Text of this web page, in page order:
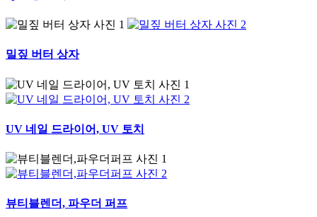
밀짚 버터 상자
UV 네일 드라이어, UV 토치
뷰티블렌더, 파우더 퍼프